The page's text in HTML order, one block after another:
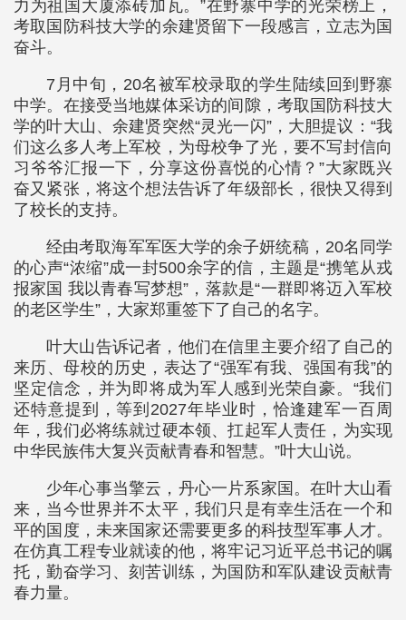
力为祖国大厦添砖加瓦。”在野寨中学的光荣榜上，
考取国防科技大学的余建贤留下一段感言，立志为国
奋斗。
7月中旬，20名被军校录取的学生陆续回到野寨
中学。在接受当地媒体采访的间隙，考取国防科技大
学的叶大山、余建贤突然“灵光一闪”，大胆提议：“我
们这么多人考上军校，为母校争了光，要不写封信向
习爷爷汇报一下，分享这份喜悦的心情？”大家既兴
奋又紧张，将这个想法告诉了年级部长，很快又得到
了校长的支持。
经由考取海军军医大学的余子妍统稿，20名同学
的心声“浓缩”成一封500余字的信，主题是“携笔从戎
报家国 我以青春写梦想”，落款是“一群即将迈入军校
的老区学生”，大家郑重签下了自己的名字。
叶大山告诉记者，他们在信里主要介绍了自己的
来历、母校的历史，表达了“强军有我、强国有我”的
坚定信念，并为即将成为军人感到光荣自豪。“我们
还特意提到，等到2027年毕业时，恰逢建军一百周
年，我们必将练就过硬本领、扛起军人责任，为实现
中华民族伟大复兴贡献青春和智慧。”叶大山说。
少年心事当擎云，丹心一片系家国。在叶大山看
来，当今世界并不太平，我们只是有幸生活在一个和
平的国度，未来国家还需要更多的科技型军事人才。
在仿真工程专业就读的他，将牢记习近平总书记的嘱
托，勤奋学习、刻苦训练，为国防和军队建设贡献青
春力量。